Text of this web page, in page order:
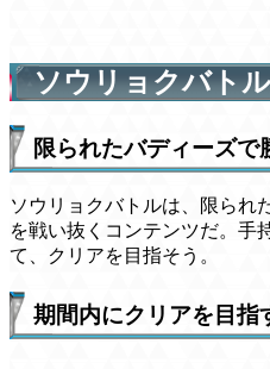
ソウリョクバト
限られたバディーズで
ソウリョクバトルは、限られ
を戦い抜くコンテンツだ。手
て、クリアを目指そう。
期間内にクリアを目指